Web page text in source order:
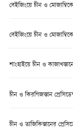
বেইজিংয়ে চীন ও
বেইজিংয়ে চীন ও
শাংহাইয়ে চীন ও
চীন ও কিরগিজস্তান
চীন ও তাজিকিস্তানের